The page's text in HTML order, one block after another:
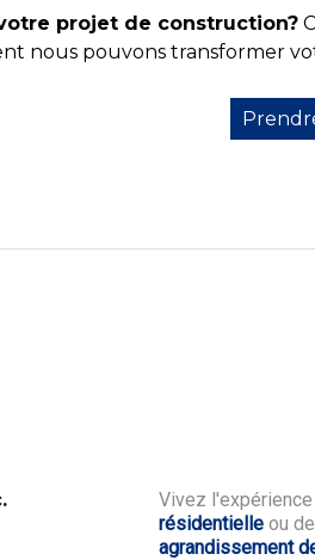
projet de construction?
nous pouvons transformer
Vivez l'expérience
résidentielle ou
agrandissement